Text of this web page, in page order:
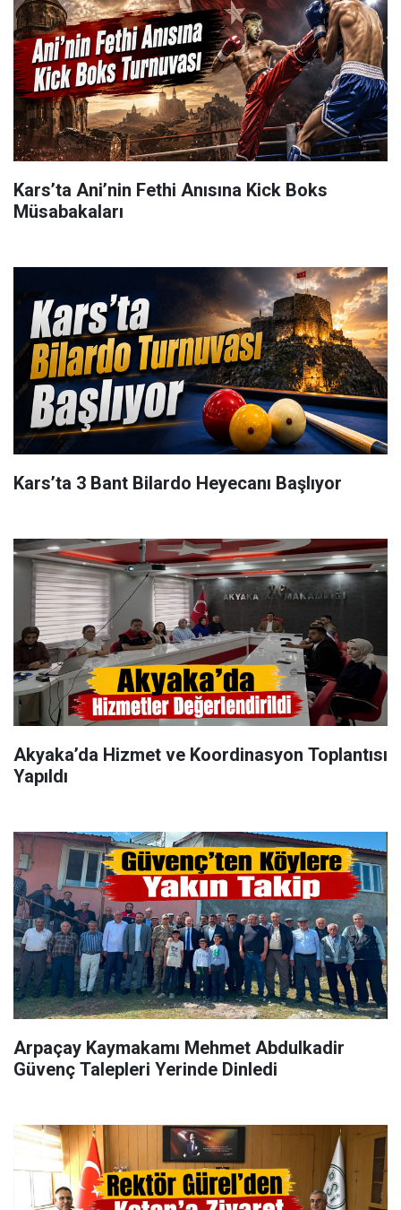
Kars’ta Ani’nin Fethi Anısına Kick Boks
Müsabakaları
Kars’ta 3 Bant Bilardo Heyecanı Başlıyor
Akyaka’da Hizmet ve Koordinasyon Toplantısı
Yapıldı
Arpaçay Kaymakamı Mehmet Abdulkadir
Güvenç Talepleri Yerinde Dinledi